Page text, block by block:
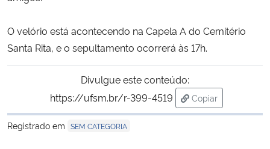
Advocacia-Geral da União
O velório está acontecendo na Capela A do Cemitério
Santa Rita, e o sepultamento ocorrerá às 17h.
Divulgue este conteúdo:
https://ufsm.br/r-399-4519
Copiar
para área de
Registrado em SEM CATEGORIA